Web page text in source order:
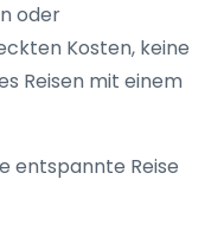
oder
Kosten, keine
Reisen mit einem
entspannte Reise